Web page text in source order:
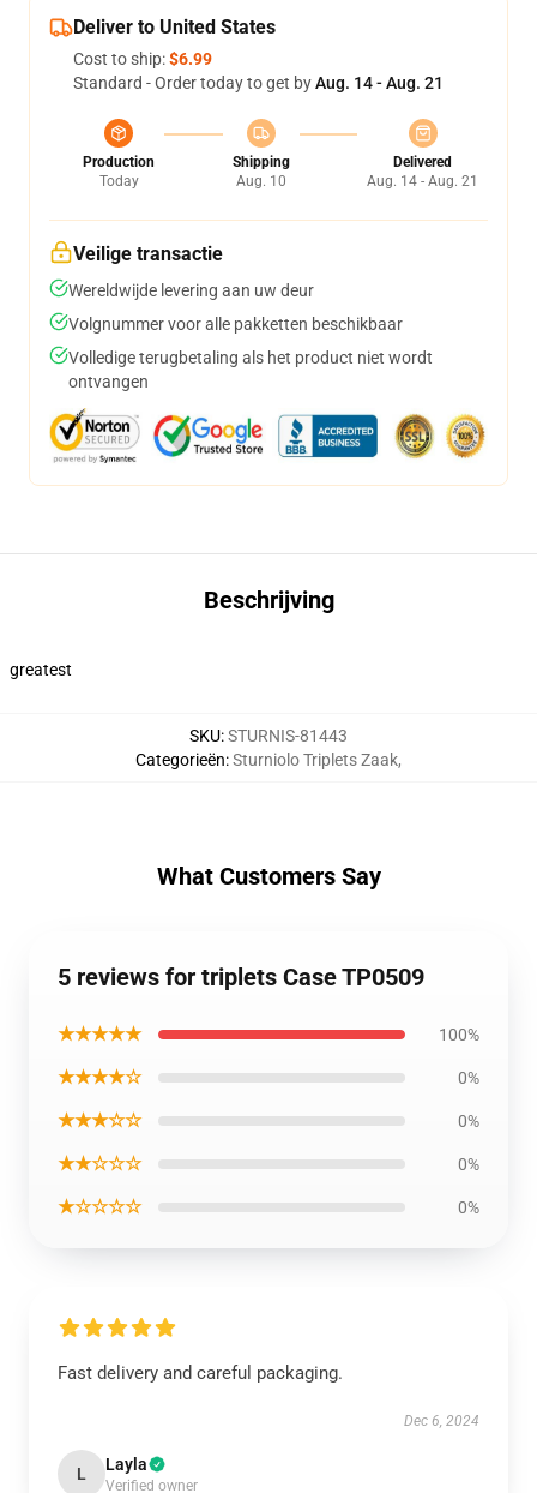
Deliver to United States
Cost to ship:$6.99
Standard - Order today to get byAug. 14 - Aug. 21
Production
Today
Shipping
Aug. 10
Delivered
Aug. 14 - Aug. 21
Veilige transactie
Wereldwijde levering aan uw deur
Volgnummer voor alle pakketten beschikbaar
Volledige terugbetaling als het product niet wordt
ontvangen
Beschrijving
greatest
SKU:STURNIS-81443
Categorieën:Sturniolo Triplets Zaak,
What Customers Say
5 reviews for triplets Case TP0509
★★★★★ 100%
★★★★☆ 0%
★★★☆☆ 0%
★★☆☆☆ 0%
★☆☆☆☆ 0%
Fast delivery and careful packaging.
Dec 6, 2024
L Layla
Verified owner